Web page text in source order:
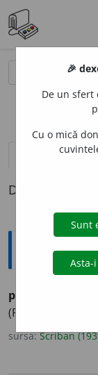
definiții (1)
Definiția cu
plésnet
(Rar).
sursa:Scriban
🎉
De un sfert
Cu o mică